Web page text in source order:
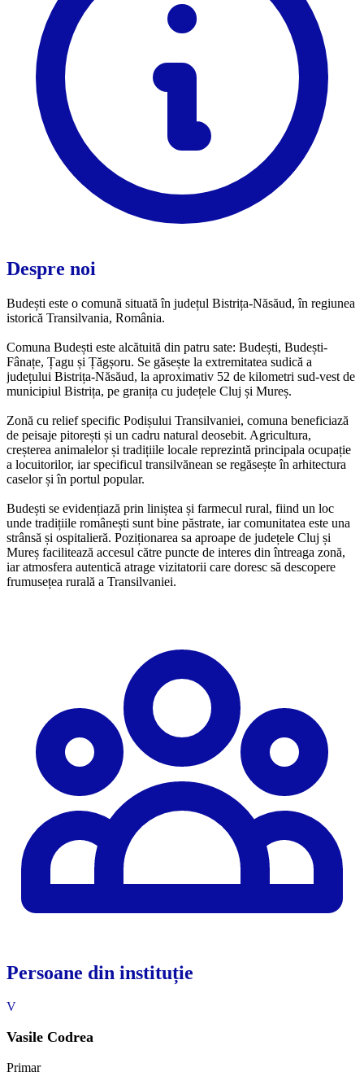
Despre noi
Budești este o comună situată în județul Bistrița-Năsăud, în regiunea
istorică Transilvania, România.
Comuna Budești este alcătuită din patru sate: Budești, Budești-
Fânațe, Țagu și Țăgșoru. Se găsește la extremitatea sudică a
județului Bistrița-Năsăud, la aproximativ 52 de kilometri sud-vest de
municipiul Bistrița, pe granița cu județele Cluj și Mureș.
Zonă cu relief specific Podișului Transilvaniei, comuna beneficiază
de peisaje pitorești și un cadru natural deosebit. Agricultura,
creșterea animalelor și tradițiile locale reprezintă principala ocupație
a locuitorilor, iar specificul transilvănean se regăsește în arhitectura
caselor și în portul popular.
Budești se evidențiază prin liniștea și farmecul rural, fiind un loc
unde tradițiile românești sunt bine păstrate, iar comunitatea este una
strânsă și ospitalieră. Poziționarea sa aproape de județele Cluj și
Mureș facilitează accesul către puncte de interes din întreaga zonă,
iar atmosfera autentică atrage vizitatorii care doresc să descopere
frumusețea rurală a Transilvaniei.
Persoane din instituție
V
Vasile Codrea
Primar